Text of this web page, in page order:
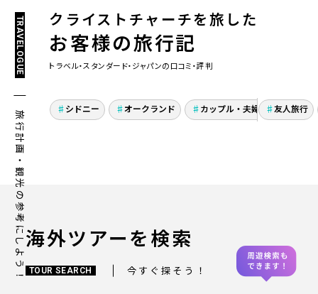
クライストチャーチを旅した
お客様の旅行記
TRAVELOGUE
旅行計画・観光の参考にしよう！
トラベル・スタンダード・ジャパンの口コミ・評判
ージーランド・オークラ
シドニー オークランド カップル・夫婦旅行 ハ
友人旅行
海外ツアーを検索
TOUR SEARCH 今すぐ探そう！